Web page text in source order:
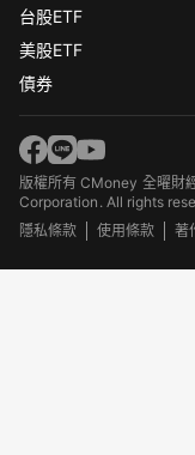
台股ETF
美股ETF
債券
版權所有 CMoney 全曜
Corporation. All rights
隱私條款
使用條款 著